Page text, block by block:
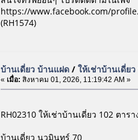
https://www.facebook.com/
(RH1574)
บ้านเดี่ยว บ้านแฝด/ ให้เช่าบ้านเดี่ย
« เมื่อ: สิงหาคม 01, 2026, 11:19:42 AM »
RH02310 ให้เช่าบ้านเดี่ยว 102 ตา
บ้านเดี่ยว นวมินทร์ 70